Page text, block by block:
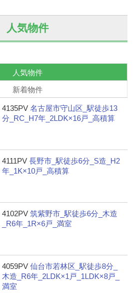
人気物件
人気物件
新着物件
4135PV 名古屋市守山区_駅徒歩13
分_RC_H7年_2LDK×16戸_高積算
4111PV 長野市_駅徒歩6分_S造_H2
年_1K×10戸_高積算
4102PV 筑紫野市_駅徒歩6分_木造
_R6年_1R×6戸_満室
4059PV 仙台市若林区_駅徒歩8分_
木造_R6年_2LDK×1戸_1LDK×8戸_
満室